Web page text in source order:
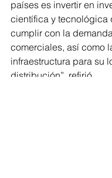
países es invertir en
científica y tecnológica
cumplir con la
comerciales, así como
infraestructura para su
distribución”, refirió.